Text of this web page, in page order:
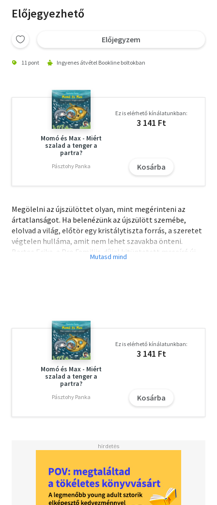
Előjegyezhető
Előjegyzem
11 pont Ingyenes átvétel Bookline boltokban
Momó és Max - Miért
szalad a tenger a
partra?
Pásztohy Panka
Ez is elérhető kínálatunkban:
3 141 Ft
Kosárba
Megölelni az újszülöttet olyan, mint megérinteni az
ártatlanságot. Ha belenézünk az újszülött szemébe,
elolvad a világ, előtör egy kristálytiszta forrás, a szeretet
végtelen hulláma, amit nem lehet szavakba önteni.
Bartos Erika, a Pro Familiis-díjjal kitüntetett meseíró új
Momó és Max - Miért
szalad a tenger a
partra?
Pásztohy Panka
Ez is elérhető kínálatunkban:
3 141 Ft
Kosárba